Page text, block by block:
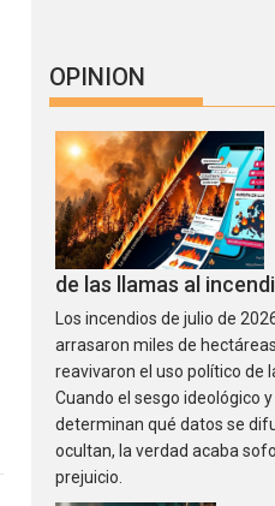
OPINION
de las llamas al
Los incendios de julio de
arrasaron miles de
reavivaron el uso político de
Cuando el sesgo ideológico
determinan qué datos se
ocultan, la verdad acaba
prejuicio.